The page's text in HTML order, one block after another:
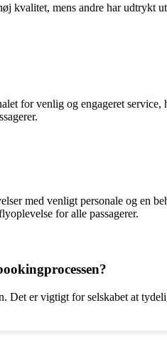
kvalitet, mens andre har udtrykt
for venlig og engageret service,
med venligt personale og en
for alle passagerer.
Det er vigtigt for selskabet at